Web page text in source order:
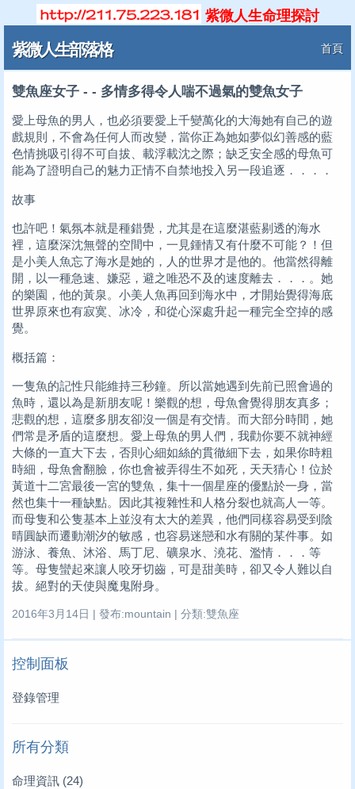
紫微人生命理探討
紫微人生部落格 首頁
雙魚座女子 - - 多情多得令人喘不過氣的雙魚女子
愛上母魚的男人，也必須要愛上千變萬化的大海她有自己的遊
戲規則，不會為任何人而改變，當你正為她如夢似幻善感的藍
色情挑吸引得不可自拔、載浮載沈之際；缺乏安全感的母魚可
能為了證明自己的魅力正情不自禁地投入另一段追逐．．．．
故事
也許吧！氣氛本就是種錯覺，尤其是在這麼湛藍剔透的海水
裡，這麼深沈無聲的空間中，一見鍾情又有什麼不可能？！但
是小美人魚忘了海水是她的，人的世界才是他的。他當然得離
開，以一種急速、嫌惡，避之唯恐不及的速度離去．．．。她
的樂園，他的黃泉。小美人魚再回到海水中，才開始覺得海底
世界原來也有寂寞、冰冷，和從心深處升起一種完全空掉的感
覺。
概括篇：
一隻魚的記性只能維持三秒鐘。所以當她遇到先前已照會過的
魚時，還以為是新朋友呢！樂觀的想，母魚會覺得朋友真多；
悲觀的想，這麼多朋友卻沒一個是有交情。而大部分時間，她
們常是矛盾的這麼想。愛上母魚的男人們，我勸你要不就神經
大條的一直大下去，否則心細如絲的貫徹細下去，如果你時粗
時細，母魚會翻臉，你也會被弄得生不如死，天天猜心！位於
黃道十二宮最後一宮的雙魚，集十一個星座的優點於一身，當
然也集十一種缺點。因此其複雜性和人格分裂也就高人一等。
而母隻和公隻基本上並沒有太大的差異，他們同樣容易受到陰
晴圓缺而遷動潮汐的敏感，也容易迷戀和水有關的某件事。如
游泳、養魚、沐浴、馬丁尼、礦泉水、澆花、濫情．．．等
等。母隻蠻起來讓人咬牙切齒，可是甜美時，卻又令人難以自
拔。絕對的天使與魔鬼附身。
2016年3月14日 | 發布:mountain | 分類:雙魚座
控制面板
登錄管理
所有分類
命理資訊 (24)